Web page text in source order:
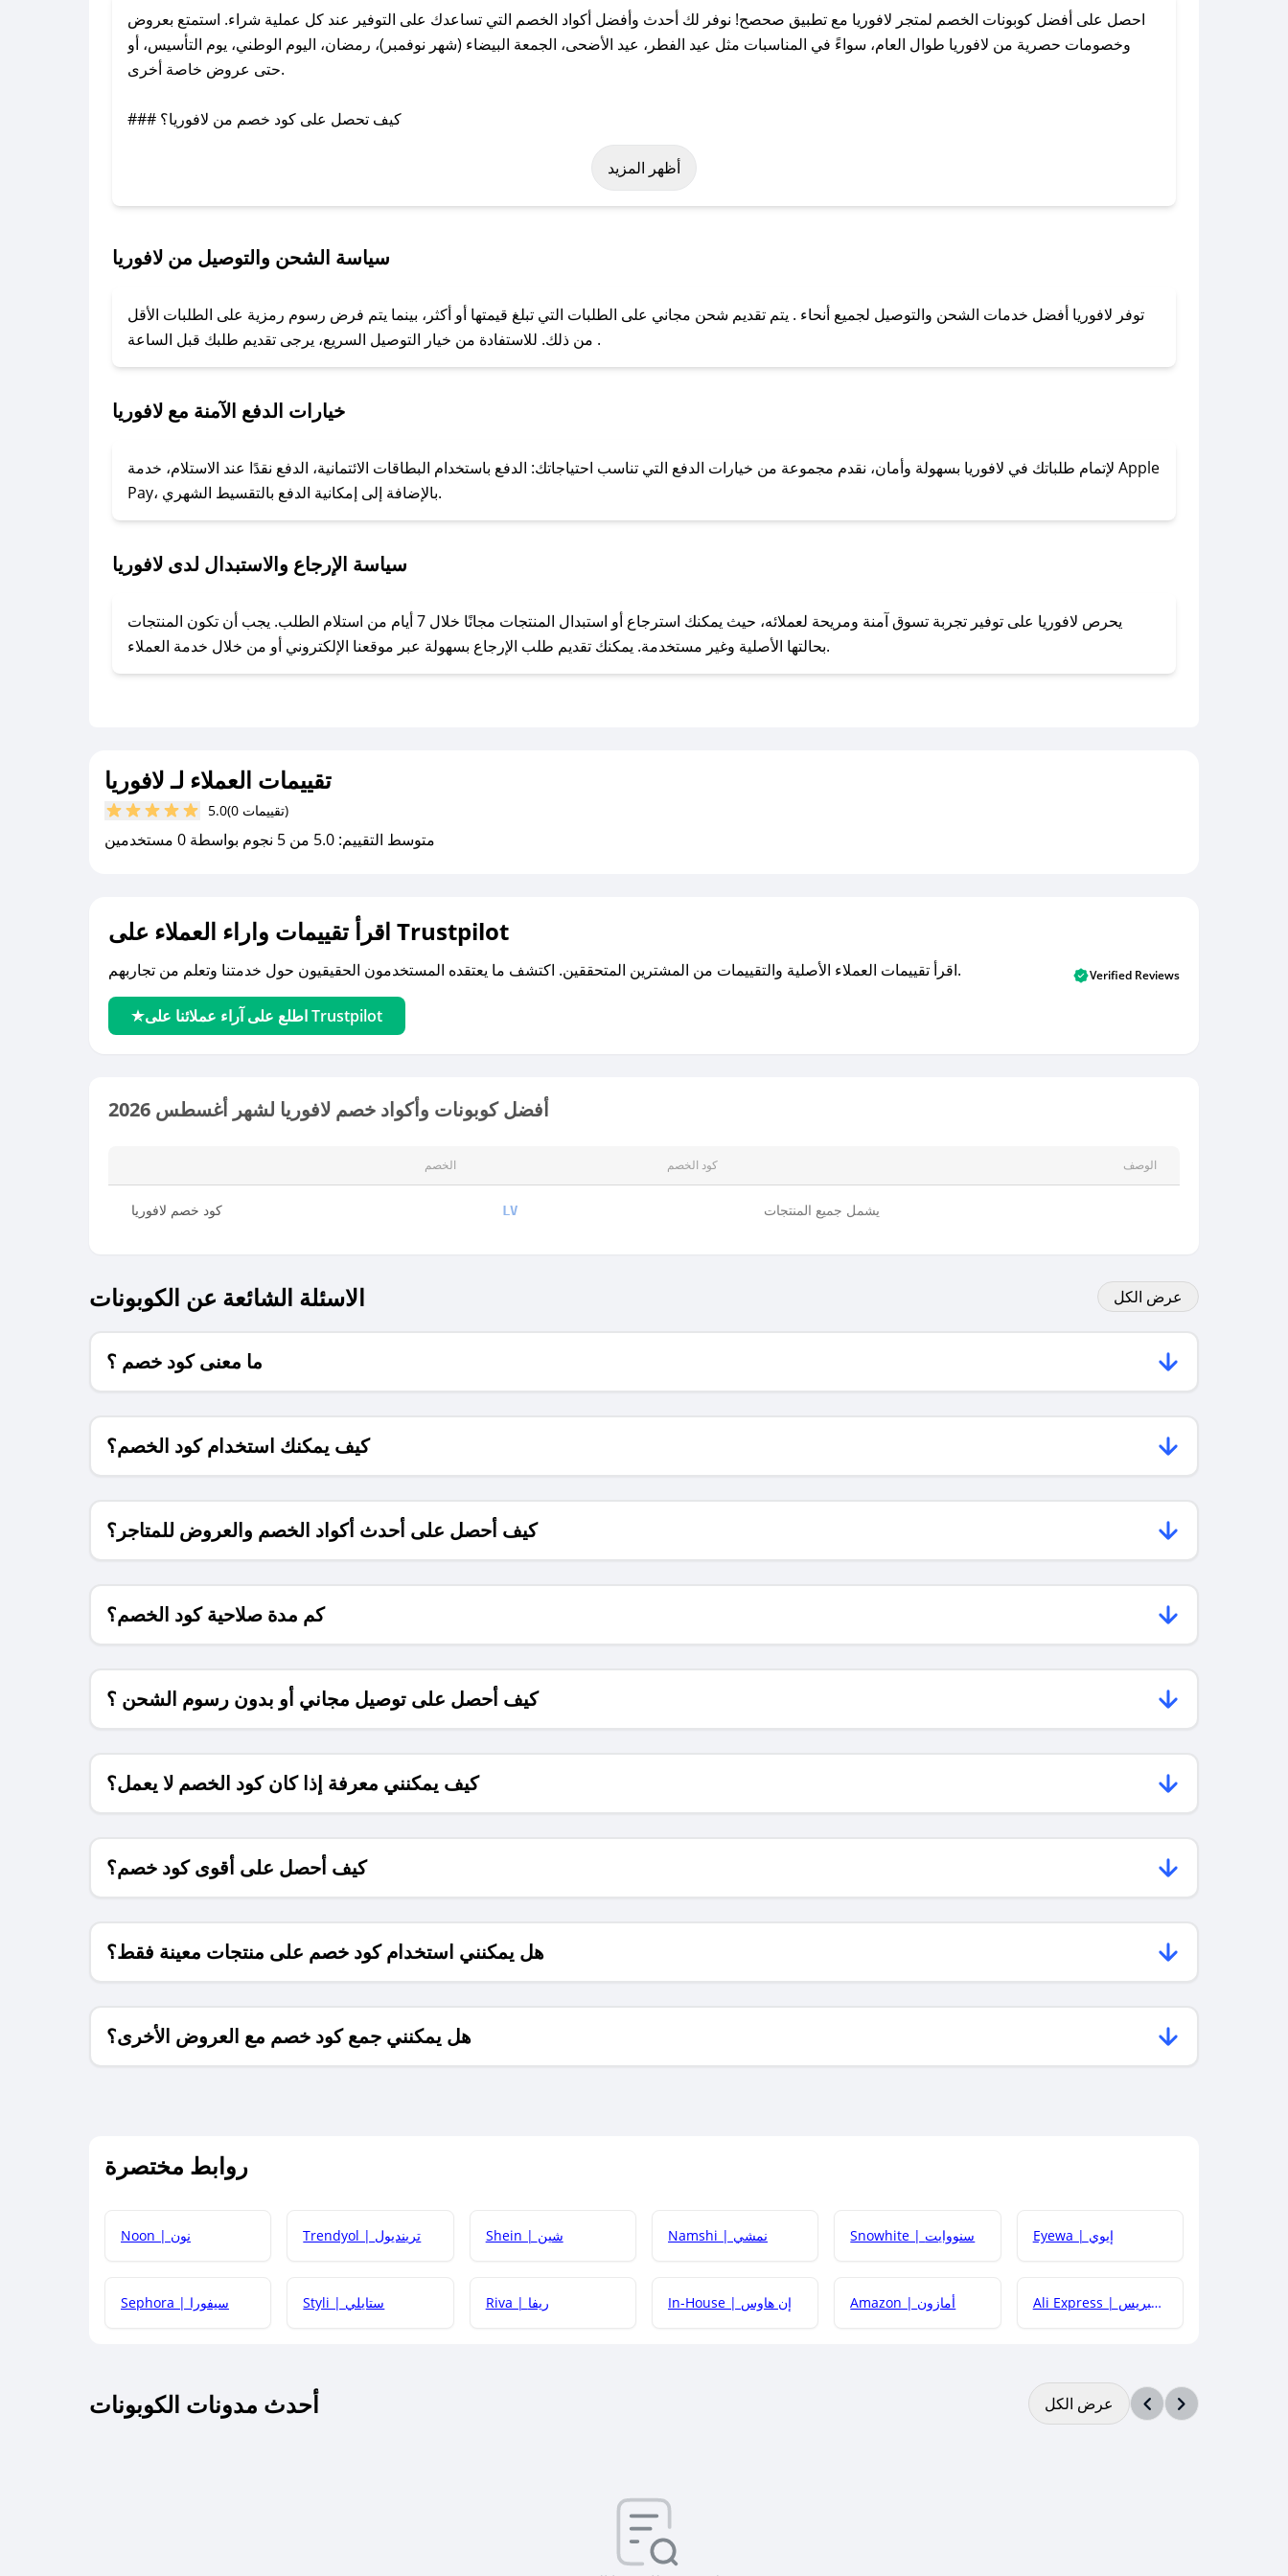
احصل على أفضل كوبونات الخصم لمتجر لافوريا مع تطبيق صحصح! نوفر لك أحدث وأفضل أكواد الخصم التي تساعدك على التوفير عند كل عملية شراء. استمتع بعروض
وخصومات حصرية من لافوريا طوال العام، سواءً في المناسبات مثل عيد الفطر، عيد الأضحى، الجمعة البيضاء (شهر نوفمبر)، رمضان، اليوم الوطني، يوم التأسيس، أو
حتى عروض خاصة أخرى.
### كيف تحصل على كود خصم من لافوريا؟
باستخدام تطبيق صحصح، يمكنك العثور بسهولة على كود خصم لافوريا. وفي حال عدم توفر الكوبون، تواصل معنا عبر تويتر أو البريد الإلكتروني لإضافته بسرعة.
لا تقلق! يمكنك التواصل مع فريق دعم صحصح عبر الرسائل الخاصة على تويتر أو البريد الإلكتروني، وسنقوم بحل المشكلة في أسرع وقت ممكن.
### ماذا أفعل إذا لم أجد كود خصم لمتجري المفضل؟
للحصول على كوبونات وخصومات حصرية، قم بما يلي:
- اضغط على أيقونة متابعة لمتجر لافوريا في تطبيق صحصح.
- تابع حسابنا الرسمي على تويتر وقم بتفعيل زر التنبيهات.
أظهر المزيد
سياسة الشحن والتوصيل من لافوريا
توفر لافوريا أفضل خدمات الشحن والتوصيل لجميع أنحاء . يتم تقديم شحن مجاني على الطلبات التي تبلغ قيمتها أو أكثر، بينما يتم فرض رسوم رمزية على الطلبات الأقل
من ذلك. للاستفادة من خيار التوصيل السريع، يرجى تقديم طلبك قبل الساعة .
خيارات الدفع الآمنة مع لافوريا
لإتمام طلباتك في لافوريا بسهولة وأمان، نقدم مجموعة من خيارات الدفع التي تناسب احتياجاتك: الدفع باستخدام البطاقات الائتمانية، الدفع نقدًا عند الاستلام، خدمة Apple
Pay، بالإضافة إلى إمكانية الدفع بالتقسيط الشهري.
سياسة الإرجاع والاستبدال لدى لافوريا
يحرص لافوريا على توفير تجربة تسوق آمنة ومريحة لعملائه، حيث يمكنك استرجاع أو استبدال المنتجات مجانًا خلال 7 أيام من استلام الطلب. يجب أن تكون المنتجات
بحالتها الأصلية وغير مستخدمة. يمكنك تقديم طلب الإرجاع بسهولة عبر موقعنا الإلكتروني أو من خلال خدمة العملاء.
تقييمات العملاء لـ لافوريا
5.0 (0 تقييمات)
متوسط التقييم: 5.0 من 5 نجوم بواسطة 0 مستخدمين
اقرأ تقييمات واراء العملاء على Trustpilot
اقرأ تقييمات العملاء الأصلية والتقييمات من المشترين المتحققين. اكتشف ما يعتقده المستخدمون الحقيقيون حول خدمتنا وتعلم من تجاربهم.
اطلع على آراء عملائنا على Trustpilot
Verified Reviews
أفضل كوبونات وأكواد خصم لافوريا لشهر أغسطس 2026
الخصم كود الخصم الوصف
كود خصم لافوريا LV يشمل جميع المنتجات
الاسئلة الشائعة عن الكوبونات عرض الكل
ما معنى كود خصم ؟
كيف يمكنك استخدام كود الخصم؟
كيف أحصل على أحدث أكواد الخصم والعروض للمتاجر؟
كم مدة صلاحية كود الخصم؟
كيف أحصل على توصيل مجاني أو بدون رسوم الشحن ؟
كيف يمكنني معرفة إذا كان كود الخصم لا يعمل؟
كيف أحصل على أقوى كود خصم؟
هل يمكنني استخدام كود خصم على منتجات معينة فقط؟
هل يمكنني جمع كود خصم مع العروض الأخرى؟
روابط مختصرة
Noon | نون Trendyol | ترينديول Shein | شين Namshi | نمشي Snowhite | سنووايت Eyewa | إيوي
Sephora | سيفورا Styli | ستايلي Riva | ريفا In-House | إن هاوس Amazon | أمازون Ali Express | علي إكسبريس
أحدث مدونات الكوبونات عرض الكل